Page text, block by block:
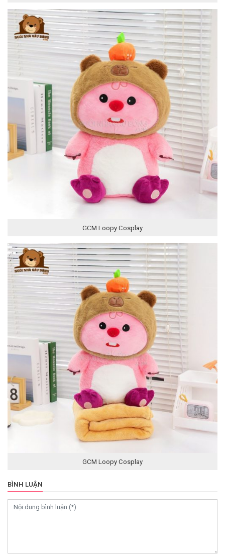
GCM Loopy Cosplay
GCM Loopy Cosplay
BÌNH LUẬN